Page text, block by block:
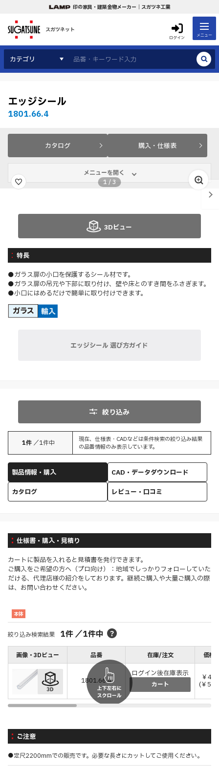
印の家具・建築金物メーカー｜スガツネ工業
スガツネット
ログイン メニュー
カテゴリ
エッジシール
1801.66.4
カタログ 購入・仕様表
メニューを開く
1 /3
3Dビュー
特長
●ガラス扉の小口を保護するシール材です。
●ガラス扉の吊元や下部に取り付け、壁や床とのすき間をふさぎます。
●小口にはめるだけで簡単に取り付けできます。
エッジシール 選び方ガイド
絞り込み
1件 ／1件中
現在、仕様表・CADなどは条件検索の絞り込み結果
の品番情報のみ表示しています。
製品情報・購入
CAD・データダウンロード
カタログ
レビュー・口コミ
仕様書・購入・見積り
カートに製品を入れると見積書を発行できます。
ご購入をご希望の方へ（プロ向け）：地域でしっかりフォローしていた
だける、代理店様の紹介をしております。継続ご購入や大量ご購入の際
は、お問い合わせください。
本体
絞り込み検索結果 1件／1件中
画像・3Dビュー 品番 在庫/注文 価格(
1801.66.4
ログイン後在庫表示
カート
￥
(￥
ご注意
●定尺2200mmでの販売です。必要な長さにカットしてご使用ください。